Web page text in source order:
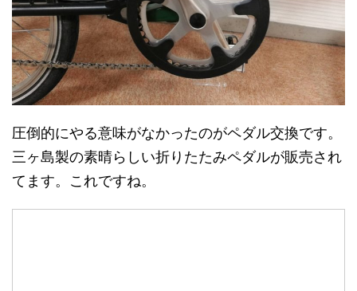
圧倒的にやる意味がなかったのがペダル交換です。
三ヶ島製の素晴らしい折りたたみペダルが販売され
てます。これですね。